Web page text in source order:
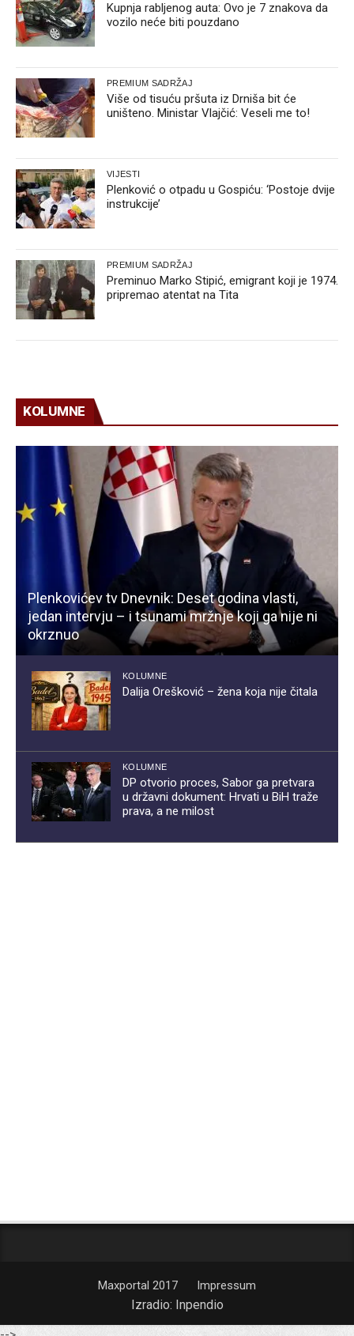
Kupnja rabljenog auta: Ovo je 7 znakova da
vozilo neće biti pouzdano
PREMIUM SADRŽAJ
Više od tisuću pršuta iz Drniša bit će
uništeno. Ministar Vlajčić: Veseli me to!
VIJESTI
Plenković o otpadu u Gospiću: ‘Postoje dvije
instrukcije’
PREMIUM SADRŽAJ
Preminuo Marko Stipić, emigrant koji je 1974.
pripremao atentat na Tita
KOLUMNE
Plenkovićev tv Dnevnik: Deset godina vlasti,
jedan intervju – i tsunami mržnje koji ga nije ni
okrznuo
KOLUMNE
Dalija Orešković – žena koja nije čitala
KOLUMNE
DP otvorio proces, Sabor ga pretvara
u državni dokument: Hrvati u BiH traže
prava, a ne milost
Maxportal 2017 Impressum
Izradio: Inpendio